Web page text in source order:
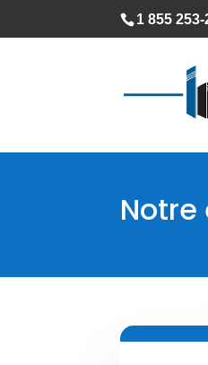
1 855